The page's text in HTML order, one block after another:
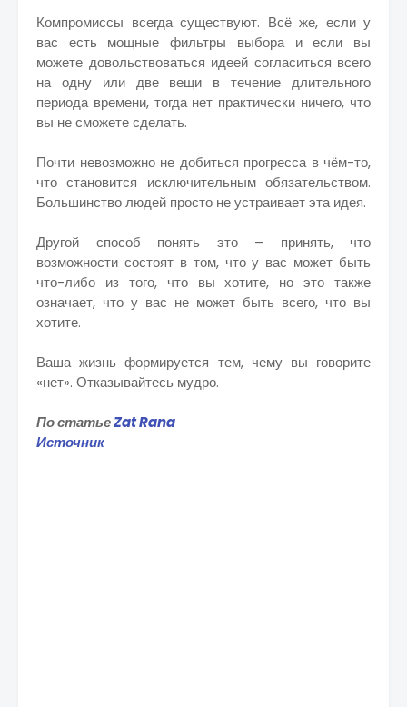
Компромиссы всегда существуют. Всё же, если у
вас есть мощные фильтры выбора и если вы
можете довольствоваться идеей согласиться всего
на одну или две вещи в течение длительного
периода времени, тогда нет практически ничего, что
вы не сможете сделать.
Почти невозможно не добиться прогресса в чём-то,
что становится исключительным обязательством.
Большинство людей просто не устраивает эта идея.
Другой способ понять это – принять, что
возможности состоят в том, что у вас может быть
что-либо из того, что вы хотите, но это также
означает, что у вас не может быть всего, что вы
хотите.
Ваша жизнь формируется тем, чему вы говорите
«нет». Отказывайтесь мудро.
По статьеZat Rana
Источник